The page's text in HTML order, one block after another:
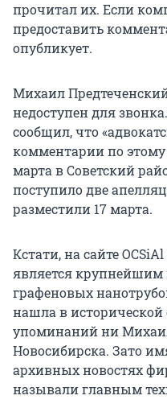
прочитал их. Если
предоставить
опубликует.
Михаил
недоступен для
сообщил, что
комментарии по этому
марта в Советский
поступило две
разместили 17 марта.
Кстати, на сайте
является крупнейшим
графеновых
нашла в
упоминаний ни
Новосибирска. Зато
архивных новостях
называли главным